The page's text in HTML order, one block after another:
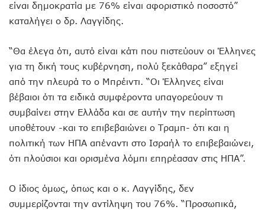
είναι δημοκρατία με 76% είναι αφοριστικό ποσοστό”
καταλήγει ο δρ. Λαγγίδης.
“Θα έλεγα ότι, αυτό είναι κάτι που πιστεύουν οι Έλληνες
για τη δική τους κυβέρνηση, πολύ ξεκάθαρα” εξηγεί
από την πλευρά το ο Μπρέιντι. “Οι Έλληνες είναι
βέβαιοι ότι τα ειδικά συμφέροντα υπαγορεύουν τι
συμβαίνει στην Ελλάδα και σε αυτήν την περίπτωση
υποθέτουν -και το επιβεβαιώνει ο Τραμπ- ότι και η
πολιτική των ΗΠΑ απέναντι στο Ισραήλ το επιβεβαιώνει,
ότι πλούσιοι και ορισμένα λόμπι επηρέασαν στις ΗΠΑ”.
Ο ίδιος όμως, όπως και ο κ. Λαγγίδης, δεν
συμμερίζονται την αντίληψη του 76%. “Προσωπικά,